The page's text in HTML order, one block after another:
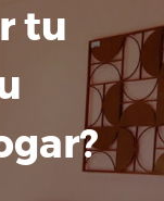
tu